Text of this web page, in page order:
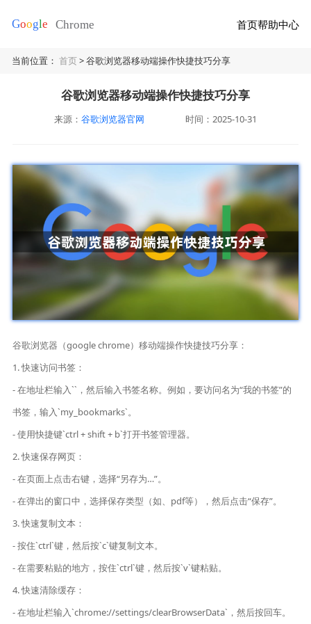
首页帮助中心
当前位置：首页> 谷歌浏览器移动端操作快捷技巧分享
谷歌浏览器移动端操作快捷技巧分享
来源： 谷歌浏览器官网 时间：2025-10-31
谷歌浏览器（google chrome）移动端操作快捷技巧分享：
1. 快速访问书签：
- 在地址栏输入``，然后输入书签名称。例如，要访问名为“我的书签”的
书签，输入`my_bookmarks`。
- 使用快捷键`ctrl + shift + b`打开书签管理器。
2. 快速保存网页：
- 在页面上点击右键，选择“另存为…”。
- 在弹出的窗口中，选择保存类型（如、pdf等），然后点击“保存”。
3. 快速复制文本：
- 按住`ctrl`键，然后按`c`键复制文本。
- 在需要粘贴的地方，按住`ctrl`键，然后按`v`键粘贴。
4. 快速清除缓存：
- 在地址栏输入`chrome://settings/clearBrowserData`，然后按回车。